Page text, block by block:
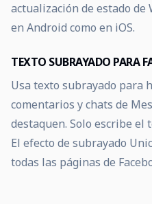
actualización de estado de
en Android como en iOS.
TEXTO SUBRAYADO PARA
Usa texto subrayado para
comentarios y chats de
destaquen. Solo escribe el
El efecto de subrayado
todas las páginas de